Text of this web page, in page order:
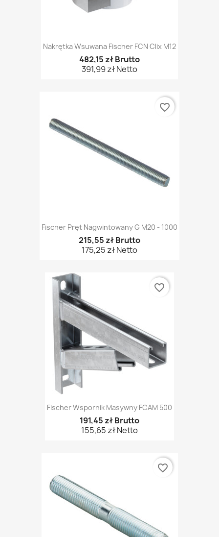
Nakrętka Wsuwana Fischer FCN Clix M12
482,15 zł Brutto
391,99 zł Netto
Fischer Pręt Nagwintowany G M20 - 1000
215,55 zł Brutto
175,25 zł Netto
favorite_border
Fischer Wspornik Masywny FCAM 500
191,45 zł Brutto
155,65 zł Netto
favorite_border
favorite_border